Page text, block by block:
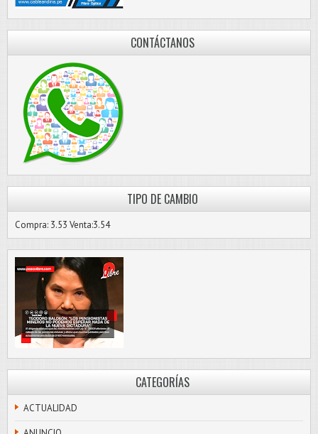
CONTÁCTANOS
TIPO DE CAMBIO
Compra: 3.53 Venta:3.54
CATEGORÍAS
ACTUALIDAD